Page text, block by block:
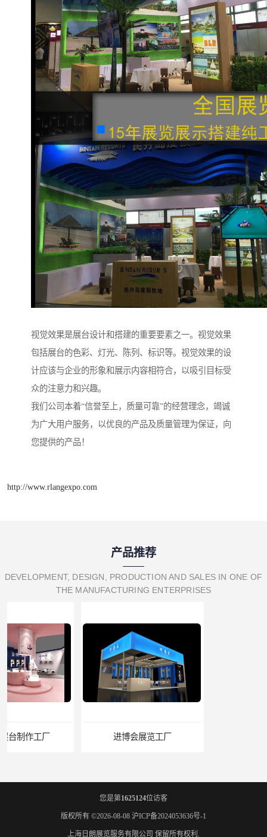
视觉效果是展台设计和搭建的重要要素之一。视觉效果
包括展台的色彩、灯光、陈列、标识等。视觉效果的设
计应该与企业的形象和展示内容相符合，以吸引目标受
众的注意力和兴趣。
我们公司本着“信誉至上，质量可靠”的经营理念，竭诚
为广大用户服务，以优良的产品及质量管理为保证，向
您提供的产品！
http://www.rlangexpo.com
产品推荐
DEVELOPMENT, DESIGN, PRODUCTION AND SALES IN ONE OF
THE MANUFACTURING ENTERPRISES
进博会展览工厂 家具展搭建工厂
您是第1625124位访客
版权所有 ©2026-08-08 沪ICP备2024053636号-1
上海日朗展览服务有限公司 保留所有权利.